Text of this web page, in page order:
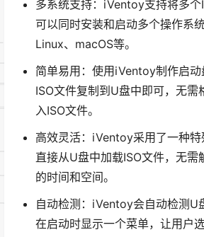
多系统支持：iVentoy支持将多个
可以同时安装和启动多个操作系
Linux、macOS等。
简单易用：使用iVentoy制作启
ISO文件复制到U盘中即可，无需
入ISO文件。
高效灵活：iVentoy采用了一种
直接从U盘中加载ISO文件，无需
的时间和空间。
自动检测：iVentoy会自动检测U
在启动时显示一个菜单，让用户